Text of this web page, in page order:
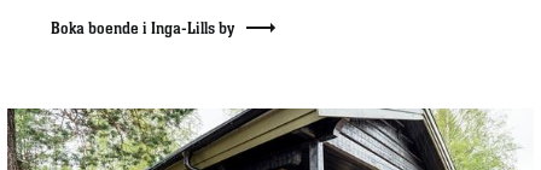
Boka boende i Inga-Lills by